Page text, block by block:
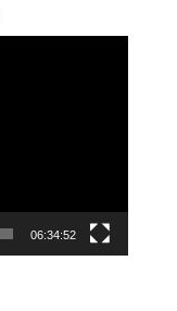
06:34:52